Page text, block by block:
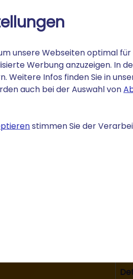
unsere Webseiten optimal
Werbung anzuzeigen. In
Weitere Infos finden Sie in
auch bei der Auswahl von
stimmen Sie der
bei
Domain zu
ist von Beginn an
Kombinieren Sie die
können Sie Ihre